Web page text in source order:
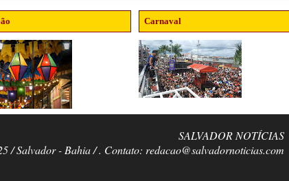
Carnaval
SALVADOR NOTÍCIAS
/ Salvador - Bahia / . Contato: redacao@salvadornoticias.com